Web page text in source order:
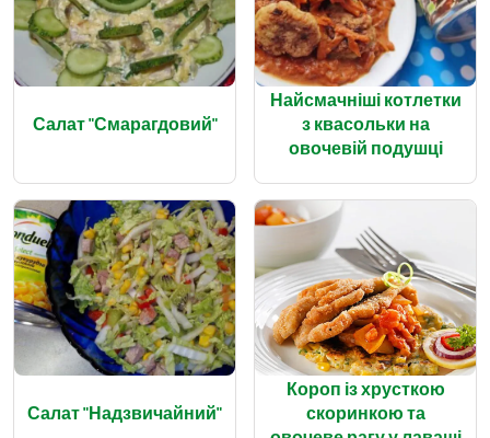
Салат "Смарагдовий"
Найсмачніші котлетки
з квасольки на
овочевій подушці
Салат "Надзвичайний"
Короп із хрусткою
скоринкою та